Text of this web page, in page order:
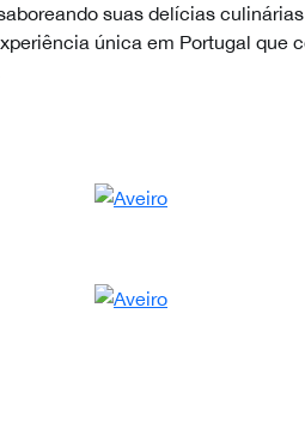
suas delícias
única em Portugal que